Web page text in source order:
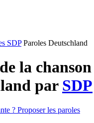
SDP Paroles Deutschland
la chanson
par SDP
? Proposer les paroles